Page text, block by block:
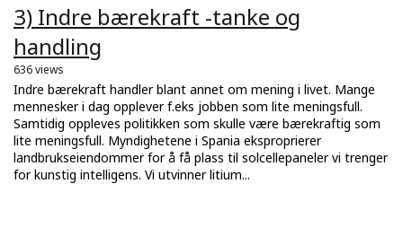
3) Indre bærekraft -tanke og
handling
636 views
Indre bærekraft handler blant annet om mening i livet. Mange
mennesker i dag opplever f.eks jobben som lite meningsfull.
Samtidig oppleves politikken som skulle være bærekraftig som
lite meningsfull. Myndighetene i Spania eksproprierer
landbrukseiendommer for å få plass til solcellepaneler vi trenger
for kunstig intelligens. Vi utvinner litium...